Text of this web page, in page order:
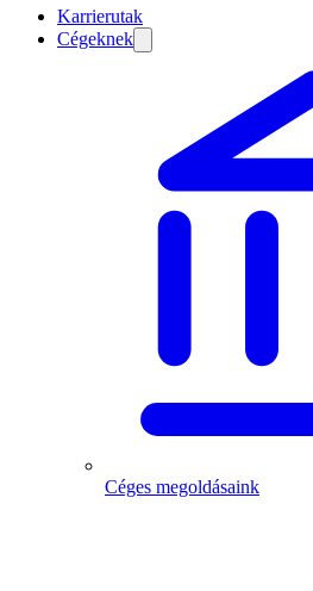
Karrierutak
Cégeknek
Céges megoldásaink